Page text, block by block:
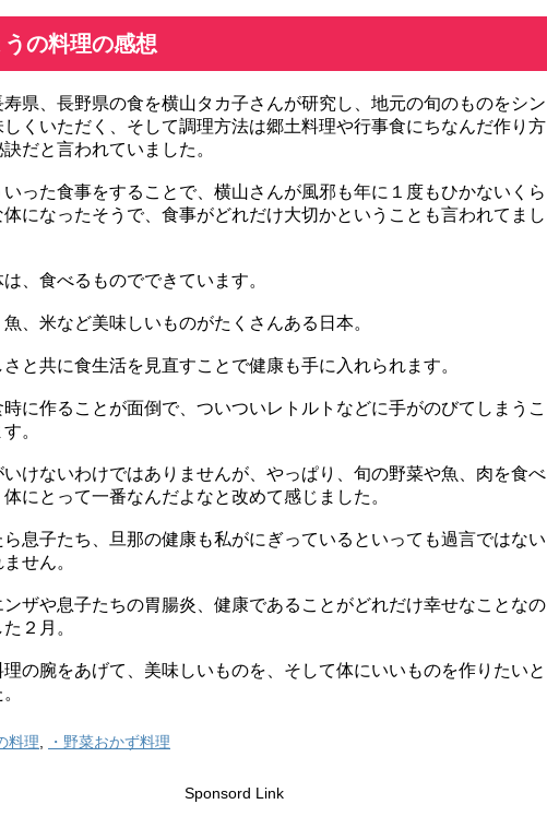
の料理の感想
寿県、長野県の食を横山タカ子さんが研究し、地元の旬のものをシン
しくいただく、そして調理方法は郷土料理や行事食にちなんだ作り方
だと言われていました。
いった食事をすることで、横山さんが風邪も年に１度もひかないくら
体になったそうで、食事がどれだけ大切かということも言われてまし
、食べるものでできています。
、米など美味しいものがたくさんある日本。
と共に食生活を見直すことで健康も手に入れられます。
に作ることが面倒で、ついついレトルトなどに手がのびてしまうこ
。
いけないわけではありませんが、やっぱり、旬の野菜や魚、肉を食べ
にとって一番なんだよなと改めて感じました。
ら息子たち、旦那の健康も私がにぎっているといっても過言ではない
せん。
ンザや息子たちの胃腸炎、健康であることがどれだけ幸せなことなの
２月。
理の腕をあげて、美味しいものを、そして体にいいものを作りたいと
料理, ・野菜おかず料理
Sponsord Link